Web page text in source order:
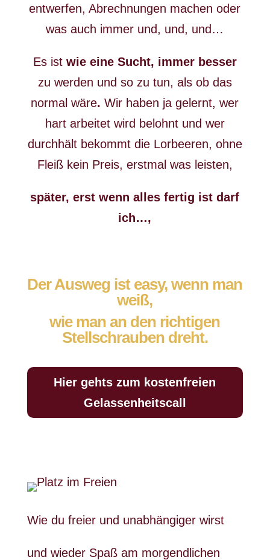
entwerfen, Abrechnungen machen oder
was auch immer und, und, und…
Es ist wie eine Sucht, immer besser
zu werden und so zu tun, als ob das
normal wäre. Wir haben ja gelernt, wer
hart arbeitet wird belohnt und wer
durchhält bekommt die Lorbeeren, ohne
Fleiß kein Preis, erstmal was leisten,
später, erst wenn alles fertig ist darf
ich…,
Der Ausweg ist easy, wenn man
weiß,
wie man an den richtigen
Stellschrauben dreht.
Hier gehts zum kostenfreien
Gelassenheitscall
Wie du freier und unabhängiger wirst
und wieder Spaß am morgendlichen